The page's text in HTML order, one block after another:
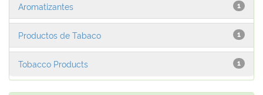
1
Aromatizantes
1
Productos de Tabaco
1
Tobacco Products